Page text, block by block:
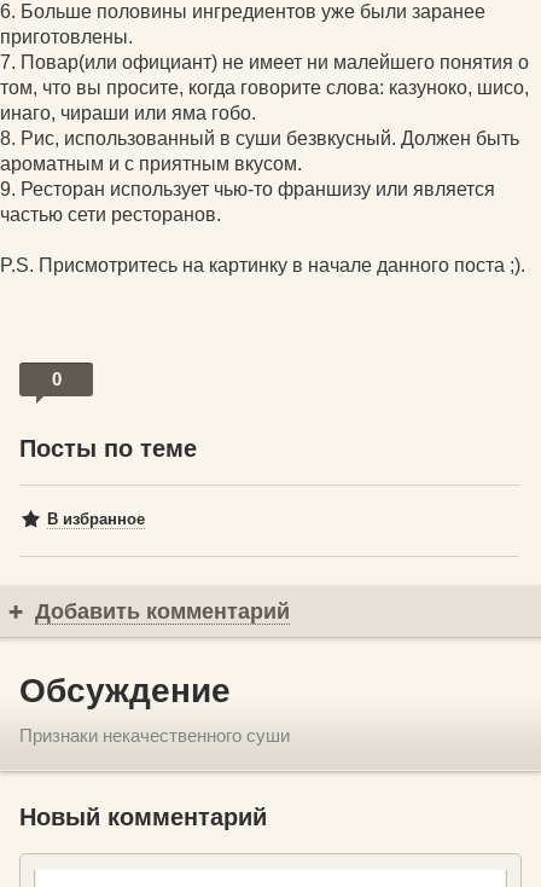
6. Больше половины ингредиентов уже были заранее
приготовлены.
7. Повар(или официант) не имеет ни малейшего понятия о
том, что вы просите, когда говорите слова: казуноко, шисо,
инаго, чираши или яма гобо.
8. Рис, использованный в суши безвкусный. Должен быть
ароматным и с приятным вкусом.
9. Ресторан использует чью-то франшизу или является
частью сети ресторанов.
P.S. Присмотритесь на картинку в начале данного поста ;).
0
Посты по теме
В избранное
Добавить комментарий
Обсуждение
Признаки некачественного суши
Новый комментарий